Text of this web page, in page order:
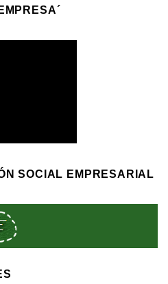
SOCIAL EMPRESARIAL